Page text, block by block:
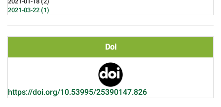
2021-03-22 (1)
Doi
https://doi.org/10.53995/25390147.826